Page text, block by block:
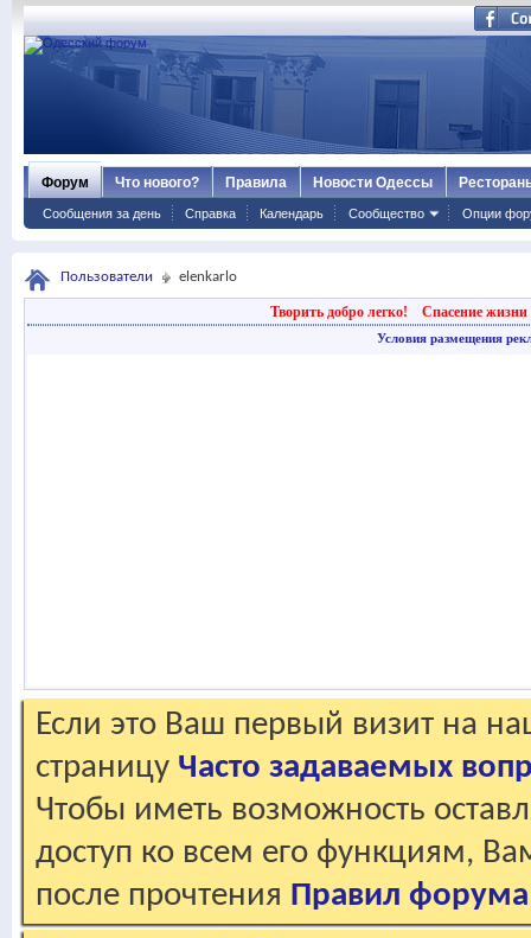
Форум
Сообщения за день Справка Календарь Сообщество Опции
Что нового? Правила Новости Одессы
Пользователи elenkarlo
Творить добро легко! Спасение жизни
Условия размещения
Если это Ваш первый визит на
страницу Часто задаваемых
Чтобы иметь возможность
доступ ко всем его функциям,
после прочтения Правил форума